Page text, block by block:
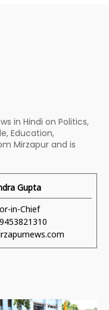
in Hindi on Politics,
Education,
Mirzapur and is
Gupta
in-Chief